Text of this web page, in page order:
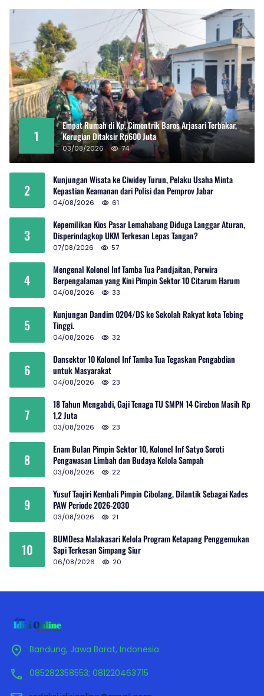
1
Empat Rumah di Kp. Cimentrik Baros Arjasari Terbakar,
Kerugian Ditaksir Rp600 Juta
03/08/2026 74
2
Kunjungan Wisata ke Ciwidey Turun, Pelaku Usaha Minta
Kepastian Keamanan dari Polisi dan Pemprov Jabar
04/08/2026 61
3
Kepemilikan Kios Pasar Lemahabang Diduga Langgar Aturan,
Disperindagkop UKM Terkesan Lepas Tangan?
07/08/2026 57
4
Mengenal Kolonel Inf Tamba Tua Pandjaitan, Perwira
Berpengalaman yang Kini Pimpin Sektor 10 Citarum Harum
04/08/2026 33
5
Kunjungan Dandim 0204/DS ke Sekolah Rakyat kota Tebing
Tinggi.
04/08/2026 32
6
Dansektor 10 Kolonel Inf Tamba Tua Tegaskan Pengabdian
untuk Masyarakat
04/08/2026 23
7
18 Tahun Mengabdi, Gaji Tenaga TU SMPN 14 Cirebon Masih Rp
1,2 Juta
03/08/2026 23
8
Enam Bulan Pimpin Sektor 10, Kolonel Inf Satyo Soroti
Pengawasan Limbah dan Budaya Kelola Sampah
03/08/2026 22
9
Yusuf Taojiri Kembali Pimpin Cibolang, Dilantik Sebagai Kades
PAW Periode 2026-2030
03/08/2026 21
10
BUMDesa Malakasari Kelola Program Ketapang Penggemukan
Sapi Terkesan Simpang Siur
06/08/2026 20
Bandung, Jawa Barat, Indonesia
085282358553; 081220463715